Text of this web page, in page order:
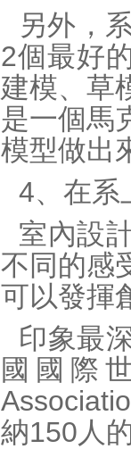
另外，
2個最好
建模、草
是一個馬
模型做出
4、在系
室內設
不同的感
可以發揮
印象最
國國際
納150人